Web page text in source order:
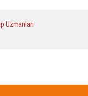
Uzmanları